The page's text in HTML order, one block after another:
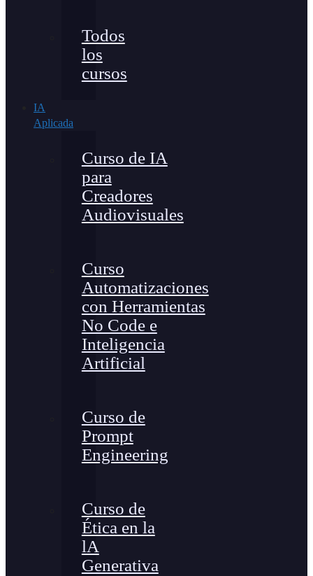
Todos
los
cursos
IA
Aplicada
Curso de IA
para
Creadores
Audiovisuales
Curso
Automatizaciones
con Herramientas
No Code e
Inteligencia
Artificial
Curso de
Prompt
Engineering
Curso de
Ética en la
lA
Generativa